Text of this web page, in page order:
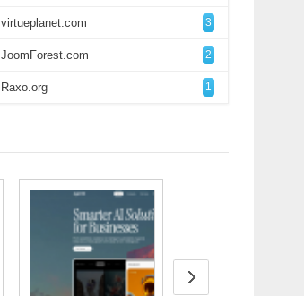
virtueplanet.com 3
JoomForest.com 2
Raxo.org 1